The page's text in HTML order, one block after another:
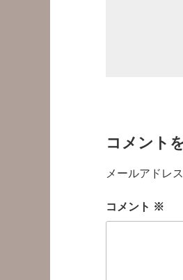
コメント
メールアドレ
コメント ※